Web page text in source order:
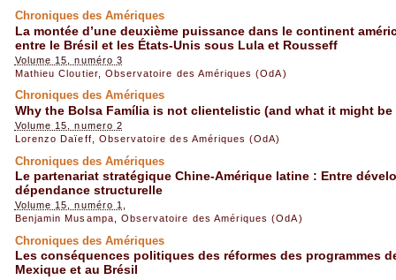
Chroniques des Amériques
La montée d’une deuxième puissance dans le continent
entre le Brésil et les États-Unis sous Lula et Rousseff
Volume 15, numéro 3
Mathieu Cloutier, Observatoire des Amériques (OdA)
Chroniques des Amériques
Why the Bolsa Família is not clientelistic (and what it might be
Volume 15, numero 2
Lorenzo Daïeff
Observatoire des Amériques (OdA)
Chroniques des Amériques
Le partenariat stratégique Chine-Amérique latine : Entre
dépendance structurelle
Volume 15, numéro 1,
Benjamin Musampa
Observatoire des Amériques (OdA)
Chroniques des Amériques
Les conséquences politiques des réformes des programmes
Mexique et au Brésil